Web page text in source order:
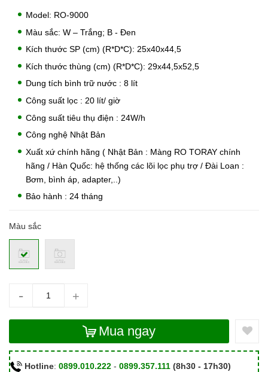
Model: RO-9000
Màu sắc: W – Trắng; B - Đen
Kích thước SP (cm) (R*D*C): 25x40x44,5
Kích thước thùng (cm) (R*D*C): 29x44,5x52,5
Dung tích bình trữ nước : 8 lít
Công suất lọc : 20 lít/ giờ
Công suất tiêu thụ điện : 24W/h
Công nghệ Nhật Bản
Xuất xứ chính hãng ( Nhật Bản : Màng RO TORAY chính
hãng / Hàn Quốc: hệ thống các lõi lọc phụ trợ / Đài Loan :
Bơm, bình áp, adapter,..)
Bảo hành : 24 tháng
Màu sắc
- +
Mua ngay
Hotline: 0899.010.222 - 0899.357.111 (8h30 - 17h30)